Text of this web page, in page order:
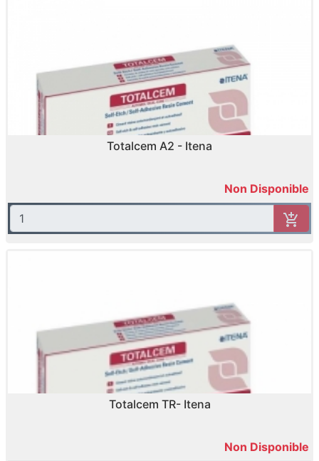
Totalcem A2 - Itena
Non Disponible
Totalcem TR- Itena
Non Disponible